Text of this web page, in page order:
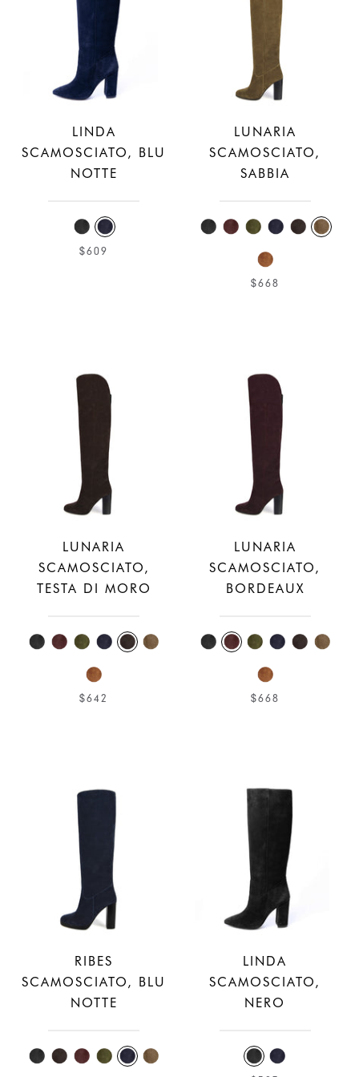
LINDA
SCAMOSCIATO, BLU
NOTTE
$609
LUNARIA
SCAMOSCIATO,
SABBIA
$668
LUNARIA
SCAMOSCIATO,
TESTA DI MORO
$642
LUNARIA
SCAMOSCIATO,
BORDEAUX
$668
RIBES
SCAMOSCIATO, BLU
NOTTE
LINDA
SCAMOSCIATO,
NERO